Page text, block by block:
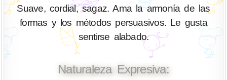
Suave, cordial, sagaz. Ama la armonía de las
formas y los métodos persuasivos. Le gusta
sentirse alabado.
Naturaleza Expresiva: